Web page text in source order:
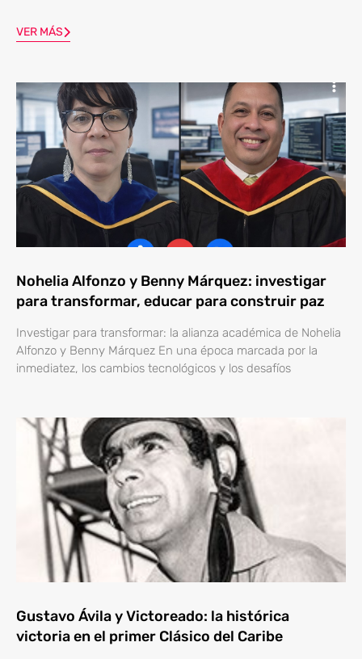
VER MÁS
Nohelia Alfonzo y Benny Márquez: investigar
para transformar, educar para construir paz
Investigar para transformar: la alianza académica de Nohelia
Alfonzo y Benny Márquez En una época marcada por la
inmediatez, los cambios tecnológicos y los desafíos
Gustavo Ávila y Victoreado: la histórica
victoria en el primer Clásico del Caribe